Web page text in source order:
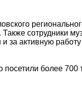
сотрудники
за активную
посетили более 700